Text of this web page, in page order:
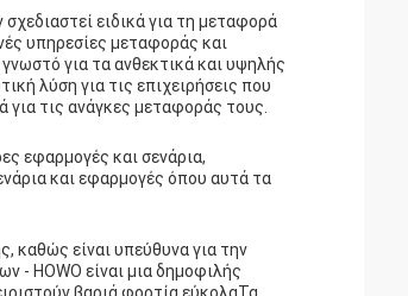
ειδικά για τη μεταφορά
υπηρεσίες μεταφοράς και
για τα ανθεκτικά και υψηλής
λύση για τις επιχειρήσεις που
για τις ανάγκες μεταφοράς τους.
εφαρμογές και σενάρια,
και εφαρμογές όπου αυτά τα
καθώς είναι υπεύθυνα για την
- HOWO είναι μια δημοφιλής